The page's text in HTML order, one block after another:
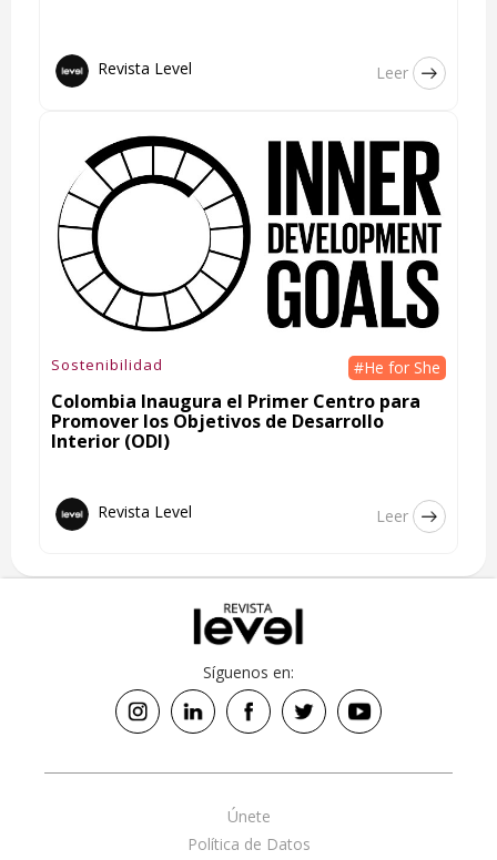
Revista Level Leer
Sostenibilidad #He for She
Colombia Inaugura el Primer Centro para
Promover los Objetivos de Desarrollo
Interior (ODI)
Revista Level Leer
Síguenos en:
Política de Datos
Únete